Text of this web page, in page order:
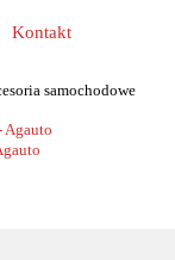
Kontakt
samochodowe